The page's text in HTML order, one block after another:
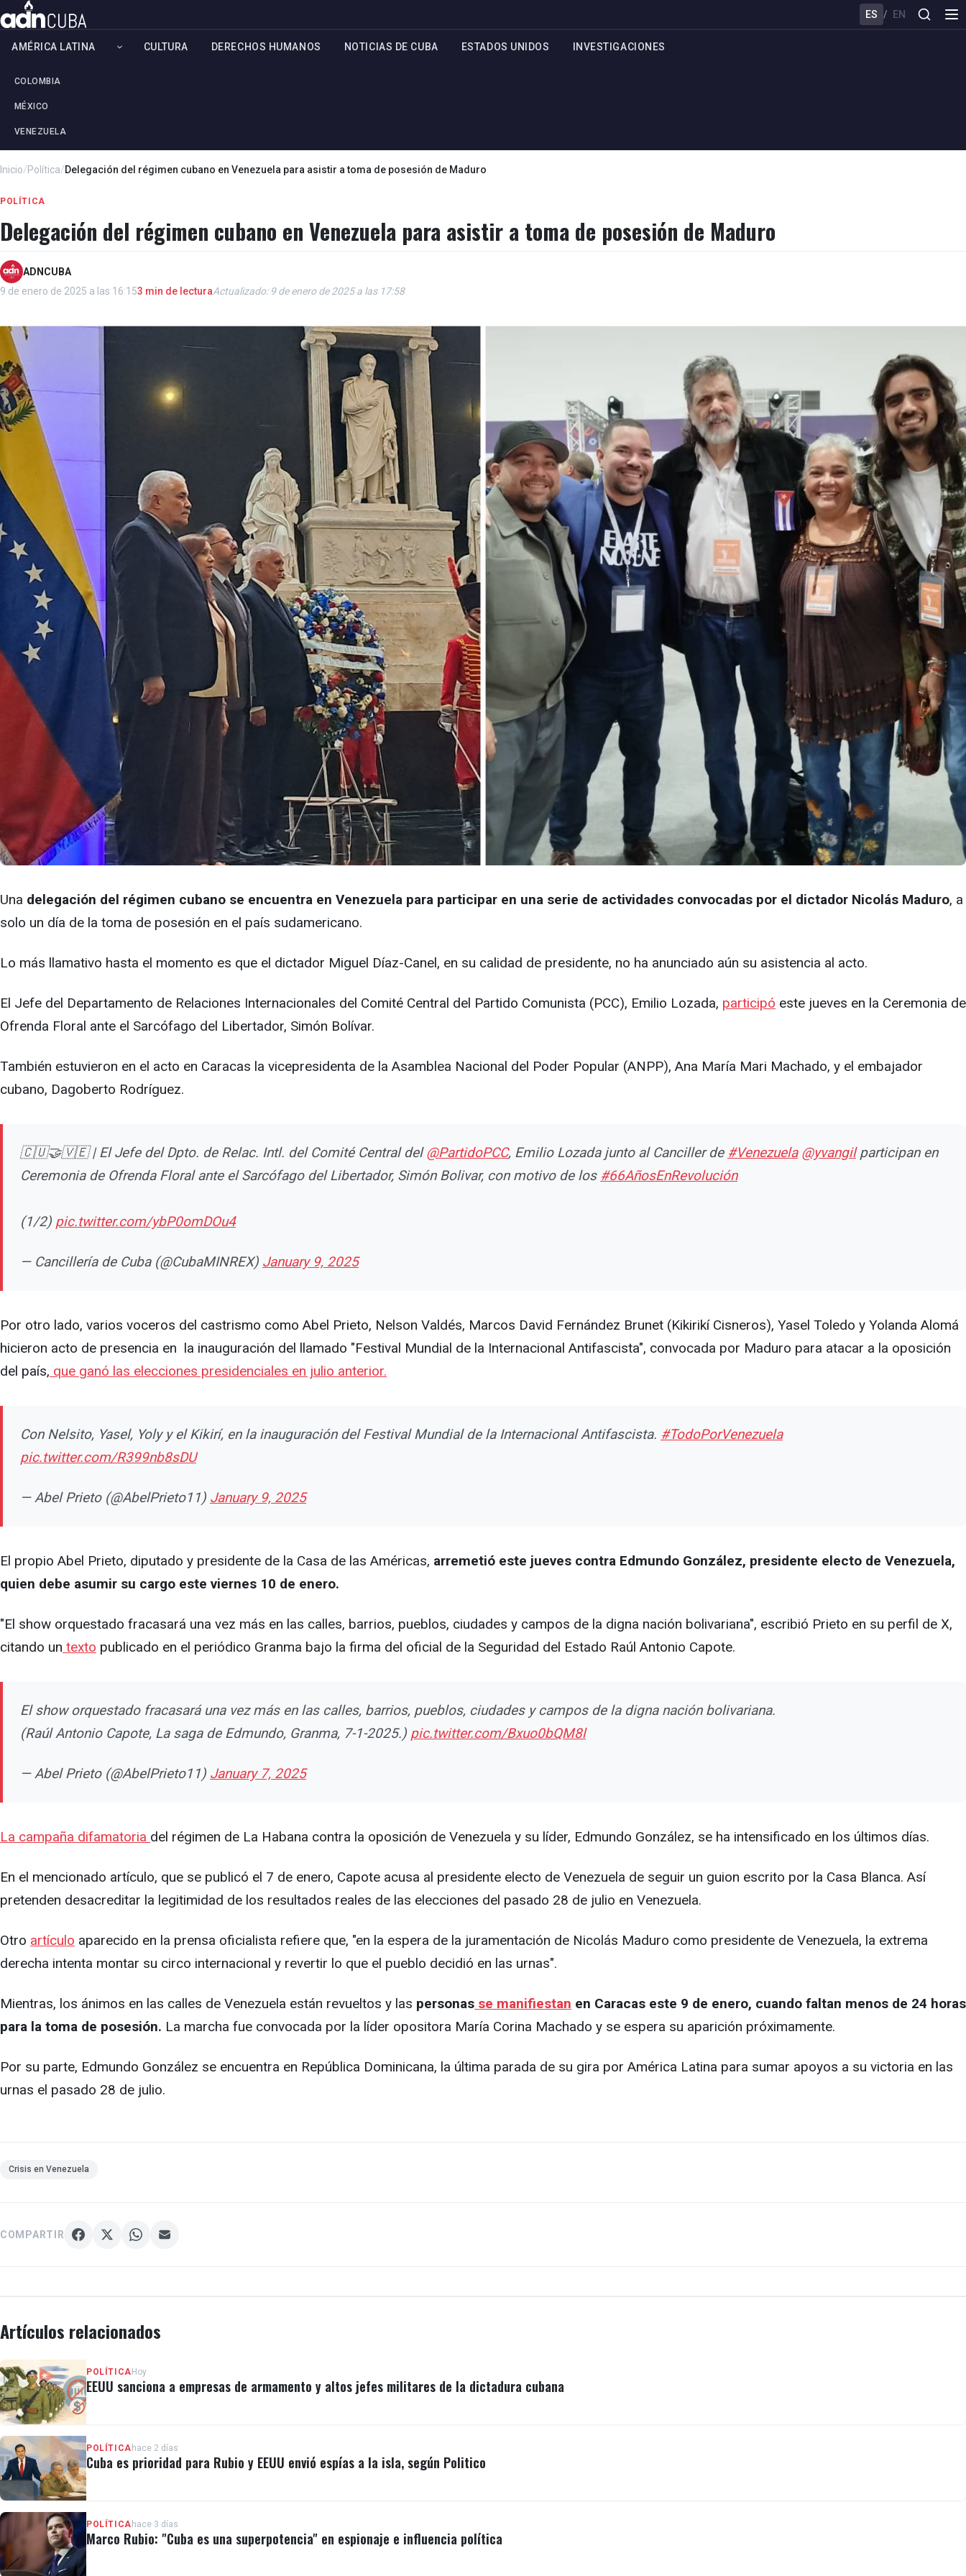
ES / EN
AMÉRICA LATINA
COLOMBIA
MÉXICO
VENEZUELA
CULTURA DERECHOS HUMANOS NOTICIAS DE CUBA ESTADOS UNIDOS INVESTIGACIONES
Inicio/Política/Delegación del régimen cubano en Venezuela para asistir a toma de posesión de Maduro
POLÍTICA
Delegación del régimen cubano en Venezuela para asistir a toma de posesión de Maduro
ADNCUBA
9 de enero de 2025 a las 16:153 min de lecturaActualizado: 9 de enero de 2025 a las 17:58
Una delegación del régimen cubano se encuentra en Venezuela para participar en una serie de actividades convocadas por el dictador Nicolás Maduro, a
solo un día de la toma de posesión en el país sudamericano.
Lo más llamativo hasta el momento es que el dictador Miguel Díaz-Canel, en su calidad de presidente, no ha anunciado aún su asistencia al acto.
El Jefe del Departamento de Relaciones Internacionales del Comité Central del Partido Comunista (PCC), Emilio Lozada, participó este jueves en la Ceremonia de
Ofrenda Floral ante el Sarcófago del Libertador, Simón Bolívar.
También estuvieron en el acto en Caracas la vicepresidenta de la Asamblea Nacional del Poder Popular (ANPP), Ana María Mari Machado, y el embajador
cubano, Dagoberto Rodríguez.
🇨🇺🤝🇻🇪 | El Jefe del Dpto. de Relac. Intl. del Comité Central del@PartidoPCC, Emilio Lozada junto al Canciller de #Venezuela @yvangilparticipan en
Ceremonia de Ofrenda Floral ante el Sarcófago del Libertador, Simón Bolivar, con motivo de los #66AñosEnRevolución
(1/2) pic.twitter.com/ybP0omDOu4
— Cancillería de Cuba (@CubaMINREX) January 9, 2025
Por otro lado, varios voceros del castrismo como Abel Prieto, Nelson Valdés, Marcos David Fernández Brunet (Kikirikí Cisneros), Yasel Toledo y Yolanda Alomá
hicieron acto de presencia en la inauguración del llamado "Festival Mundial de la Internacional Antifascista", convocada por Maduro para atacar a la oposición
del país, que ganó las elecciones presidenciales en julio anterior.
Con Nelsito, Yasel, Yoly y el Kikirí, en la inauguración del Festival Mundial de la Internacional Antifascista. #TodoPorVenezuela
pic.twitter.com/R399nb8sDU
— Abel Prieto (@AbelPrieto11) January 9, 2025
El propio Abel Prieto, diputado y presidente de la Casa de las Américas, arremetió este jueves contra Edmundo González, presidente electo de Venezuela,
quien debe asumir su cargo este viernes 10 de enero.
"El show orquestado fracasará una vez más en las calles, barrios, pueblos, ciudades y campos de la digna nación bolivariana", escribió Prieto en su perfil de X,
citando un texto publicado en el periódico Granma bajo la firma del oficial de la Seguridad del Estado Raúl Antonio Capote.
El show orquestado fracasará una vez más en las calles, barrios, pueblos, ciudades y campos de la digna nación bolivariana.
(Raúl Antonio Capote, La saga de Edmundo, Granma, 7-1-2025.) pic.twitter.com/Bxuo0bQM8l
— Abel Prieto (@AbelPrieto11) January 7, 2025
La campaña difamatoria del régimen de La Habana contra la oposición de Venezuela y su líder, Edmundo González, se ha intensificado en los últimos días.
En el mencionado artículo, que se publicó el 7 de enero, Capote acusa al presidente electo de Venezuela de seguir un guion escrito por la Casa Blanca. Así
pretenden desacreditar la legitimidad de los resultados reales de las elecciones del pasado 28 de julio en Venezuela.
Otro artículo aparecido en la prensa oficialista refiere que, "en la espera de la juramentación de Nicolás Maduro como presidente de Venezuela, la extrema
derecha intenta montar su circo internacional y revertir lo que el pueblo decidió en las urnas".
Mientras, los ánimos en las calles de Venezuela están revueltos y las personas se manifiestan en Caracas este 9 de enero, cuando faltan menos de 24 horas
para la toma de posesión. La marcha fue convocada por la líder opositora María Corina Machado y se espera su aparición próximamente.
Por su parte, Edmundo González se encuentra en República Dominicana, la última parada de su gira por América Latina para sumar apoyos a su victoria en las
urnas el pasado 28 de julio.
Crisis en Venezuela
COMPARTIR
Artículos relacionados
POLÍTICA Hoy
EEUU sanciona a empresas de armamento y altos jefes militares de la dictadura cubana
POLÍTICA hace 2 días
Cuba es prioridad para Rubio y EEUU envió espías a la isla, según Politico
POLÍTICA hace 3 días
Marco Rubio: "Cuba es una superpotencia" en espionaje e influencia política